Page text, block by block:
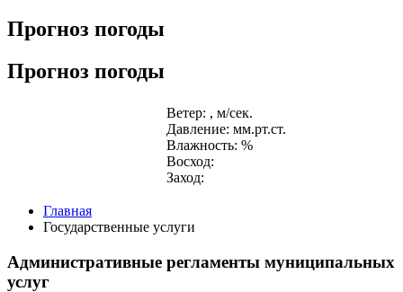
Прогноз погоды
Прогноз погоды
Ветер: , м/сек.
Давление: мм.рт.ст.
Влажность: %
Восход:
Заход:
Главная
Государственные услуги
Административные регламенты муниципальных
услуг